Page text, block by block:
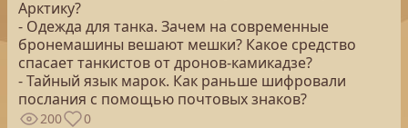
Арктику?
- Одежда для танка. Зачем на современные
бронемашины вешают мешки? Какое средство
спасает танкистов от дронов-камикадзе?
- Тайный язык марок. Как раньше шифровали
послания с помощью почтовых знаков?
200 0